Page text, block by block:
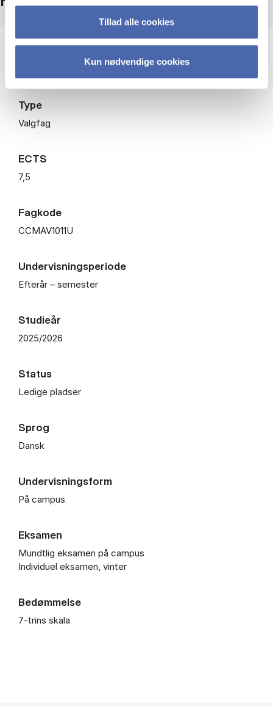
Tillad alle cookies
Kun nødvendige cookies
Type
Valgfag
ECTS
7,5
Fagkode
CCMAV1011U
Undervisningsperiode
Efterår – semester
Studieår
2025/2026
Status
Ledige pladser
Sprog
Dansk
Undervisningsform
På campus
Eksamen
Mundtlig eksamen på campus
Individuel eksamen, vinter
Bedømmelse
7-trins skala